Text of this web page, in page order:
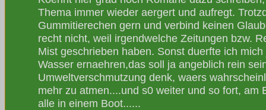
Thema immer wieder aergert und aufregt.
Gummitierechen gern und verbind keinen
recht nicht, weil irgendwelche Zeitungen bzw.
Mist geschrieben haben. Sonst duerfte ich
Wasser ernaehren,das soll ja angeblich rein
Umweltverschmutzung denk, waers
mehr zu atmen....und s0 weiter und so fort, am
alle in einem Boot......